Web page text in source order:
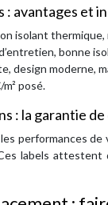
: avantages et
isolant thermique,
bonne
design moderne,
posé.
: la garantie
performances
labels